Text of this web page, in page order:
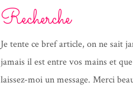
Recherche
Je tente ce bref article, on ne sait
jamais il est entre vos mains et
laissez-moi un message. Merci